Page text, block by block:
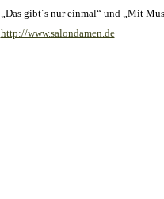
„Das gibt´s nur einmal“ und „Mit
http://www.salondamen.de